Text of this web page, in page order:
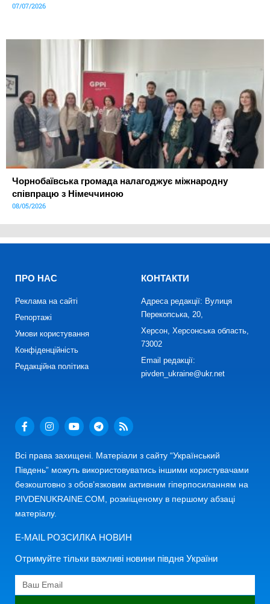
07/07/2026
Чорнобаївська громада налагоджує міжнародну
співпрацю з Німеччиною
08/05/2026
ПРО НАС
Реклама на сайті
Репортажі
Умови користування
Конфіденційність
Редакційна політика
КОНТАКТИ
Адреса редакції: Вулиця
Перекопська, 20,
Херсон, Херсонська область,
73002
Email редакції:
pivden_ukraine@ukr.net
Всі права захищені. Матеріали з сайту “Український
Південь” можуть використовуватись іншими користувачами
безкоштовно з обов’язковим активним гіперпосиланням на
PIVDENUKRAINE.COM, розміщеному в першому абзаці
матеріалу.
E-MAIL РОЗСИЛКА НОВИН
Отримуйте тільки важливі новини півдня України